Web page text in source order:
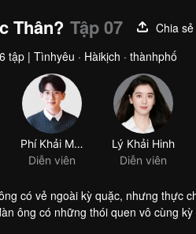
Thân? Tập 07
Chia sẻ
tập | Tìnhyêu · Hàikịch · thànhphố
Phí Khải Minh
Diễn viên
Lý Khải Hinh
Diễn viên
có vẻ ngoài kỳ quặc, nhưng thực
ông có những thói quen vô cùng
quan hệ giữa con người và thế giới